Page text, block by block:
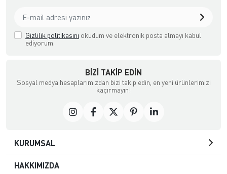
Gizlilik politikasını okudum ve elektronik posta almayı kabul
ediyorum.
BIZI TAKIP EDIN
Sosyal medya hesaplarımızdan bizi takip edin, en yeni ürünlerimizi
kaçırmayın!
KURUMSAL
HAKKIMIZDA